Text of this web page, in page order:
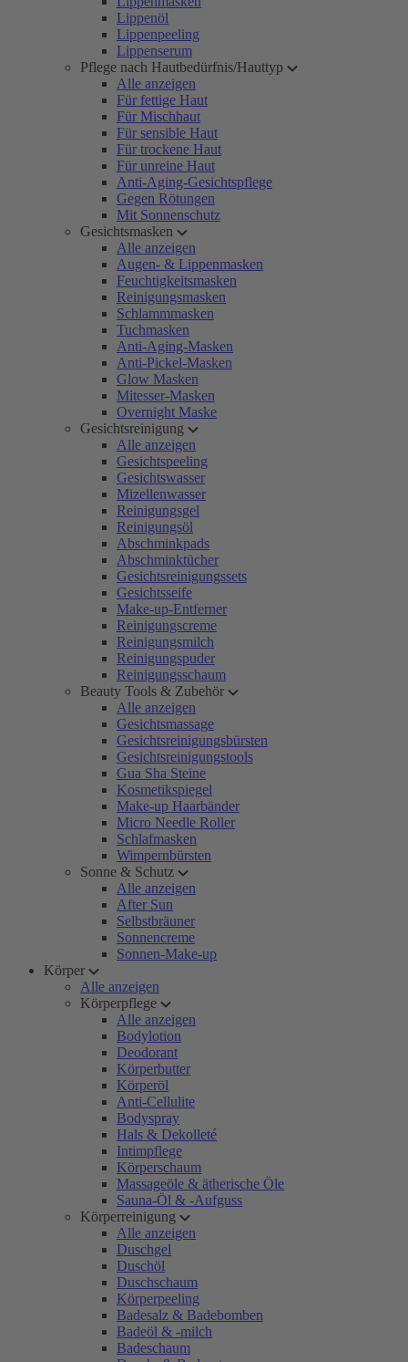
Lippenöl
Lippenpeeling
Lippenserum
Pflege nach Hautbedürfnis/Hauttyp
Alle anzeigen
Für fettige Haut
Für Mischhaut
Für sensible Haut
Für trockene Haut
Für unreine Haut
Anti-Aging-Gesichtspflege
Gegen Rötungen
Mit Sonnenschutz
Gesichtsmasken
Alle anzeigen
Augen- & Lippenmasken
Feuchtigkeitsmasken
Reinigungsmasken
Schlammmasken
Tuchmasken
Anti-Aging-Masken
Anti-Pickel-Masken
Glow Masken
Mitesser-Masken
Overnight Maske
Gesichtsreinigung
Alle anzeigen
Gesichtspeeling
Gesichtswasser
Mizellenwasser
Reinigungsgel
Reinigungsöl
Abschminkpads
Abschminktücher
Gesichtsreinigungssets
Gesichtsseife
Make-up-Entferner
Reinigungscreme
Reinigungsmilch
Reinigungspuder
Reinigungsschaum
Beauty Tools & Zubehör
Alle anzeigen
Gesichtsmassage
Gesichtsreinigungsbürsten
Gesichtsreinigungstools
Gua Sha Steine
Kosmetikspiegel
Make-up Haarbänder
Micro Needle Roller
Schlafmasken
Wimpernbürsten
Sonne & Schutz
Alle anzeigen
After Sun
Selbstbräuner
Sonnencreme
Sonnen-Make-up
Körper
Alle anzeigen
Körperpflege
Alle anzeigen
Bodylotion
Deodorant
Körperbutter
Körperöl
Anti-Cellulite
Bodyspray
Hals & Dekolleté
Intimpflege
Körperschaum
Massageöle & ätherische Öle
Sauna-Öl & -Aufguss
Körperreinigung
Alle anzeigen
Duschgel
Duschöl
Duschschaum
Körperpeeling
Badesalz & Badebomben
Badeöl & -milch
Badeschaum